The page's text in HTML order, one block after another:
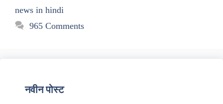
news in hindi
965 Comments
नवीन पोस्ट